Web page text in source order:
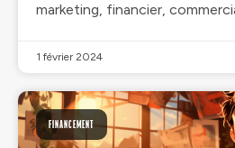
marketing, financier,
1 février 2024
FINANCEMENT